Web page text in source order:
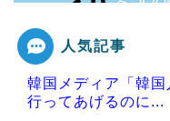
Powered by livedoor
人気記事
韓国メディア「韓
行ってあげるのに...